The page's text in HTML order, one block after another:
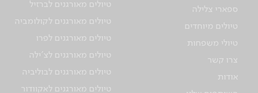
ספארי צלילה
טיולים מיוחדים
טיולי משפחות
צרו קשר
אודות
טיולים מאורגנים לברזיל
טיולים מאורגנים לקולומביה
טיולים מאורגנים לפרו
טיולים מאורגנים לצ'ילה
טיולים מאורגנים לבוליביה
טיולים מאורגנים לאקוודור